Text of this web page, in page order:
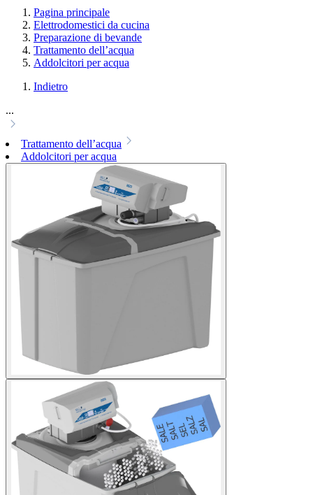
Pagina principale
Elettrodomestici da cucina
Preparazione di bevande
Trattamento dell’acqua
Addolcitori per acqua
Indietro
...
Trattamento dell’acqua
Addolcitori per acqua